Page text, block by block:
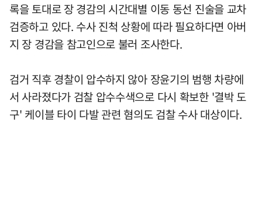
록을 토대로 장 경감의 시간대별 이동 동선 진술을 교차
검증하고 있다. 수사 진척 상황에 따라 필요하다면 아버
지 장 경감을 참고인으로 불러 조사한다.
검거 직후 경찰이 압수하지 않아 장윤기의 범행 차량에
서 사라졌다가 검찰 압수수색으로 다시 확보한 '결박 도
구' 케이블 타이 다발 관련 혐의도 검찰 수사 대상이다.